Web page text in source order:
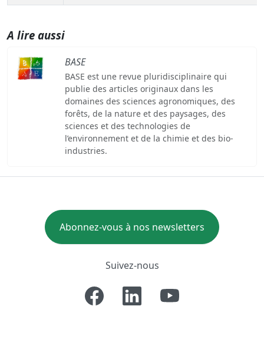
A lire aussi
BASE
BASE est une revue pluridisciplinaire qui
publie des articles originaux dans les
domaines des sciences agronomiques, des
forêts, de la nature et des paysages, des
sciences et des technologies de
l’environnement et de la chimie et des bio-
industries.
Abonnez-vous à nos newsletters
Suivez-nous